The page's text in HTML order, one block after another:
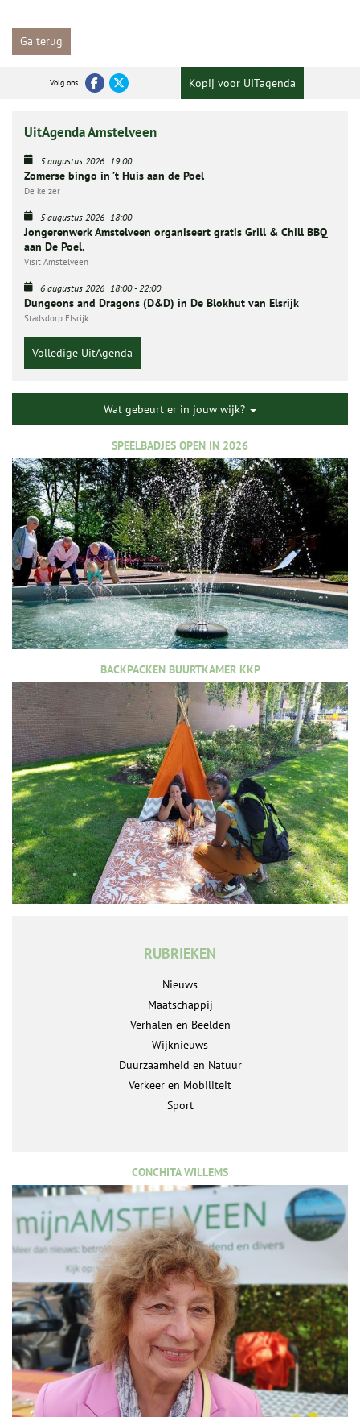
Ga terug
Volg ons Kopij voor UITagenda
UitAgenda Amstelveen
5 augustus 2026 19:00
Zomerse bingo in ’t Huis aan de Poel
De keizer
5 augustus 2026 18:00
Jongerenwerk Amstelveen organiseert gratis Grill & Chill BBQ
aan De Poel.
Visit Amstelveen
6 augustus 2026 18:00-22:00
Dungeons and Dragons (D&D) in De Blokhut van Elsrijk
Stadsdorp Elsrijk
Volledige UitAgenda
Wat gebeurt er in jouw wijk?
SPEELBADJES OPEN IN 2026
BACKPACKEN BUURTKAMER KKP
RUBRIEKEN
Nieuws
Maatschappij
Verhalen en Beelden
Wijknieuws
Duurzaamheid en Natuur
Verkeer en Mobiliteit
Sport
CONCHITA WILLEMS